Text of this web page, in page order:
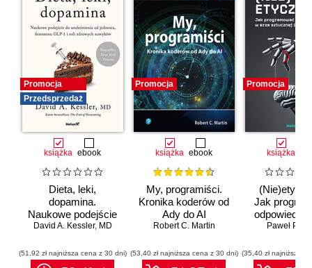
Promocja
Przedsprzedaż
książka ebook
Dieta, leki,
dopamina.
Naukowe podejście
do uzależnienia od
GLP-1 i roli
zdrowych nawyków
David A. Kessler, MD
(51,92 zł najniższa cena z 30 dni)
Promocja
książka ebook
My, programiści.
Kronika koderów od
Ady do AI
Robert C. Martin
(53,40 zł najniższa cena z 30 dni)
Promocja
książka
Jak
erze
Paweł
(35,40 zł najniższa